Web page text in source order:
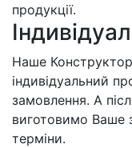
продукції.
Наше
індивідуальний
замовлення. А
виготовимо Ваше
терміни.